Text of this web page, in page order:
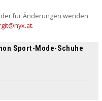
für Änderungen wenden
.
Sport-Mode-Schuhe